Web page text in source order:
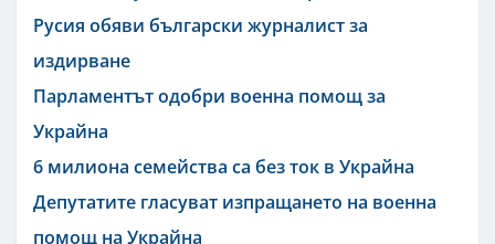
Русия обяви български журналист за
издирване
Парламентът одобри военна помощ за
Украйна
6 милиона семейства са без ток в Украйна
Депутатите гласуват изпращането на военна
помощ на Украйна